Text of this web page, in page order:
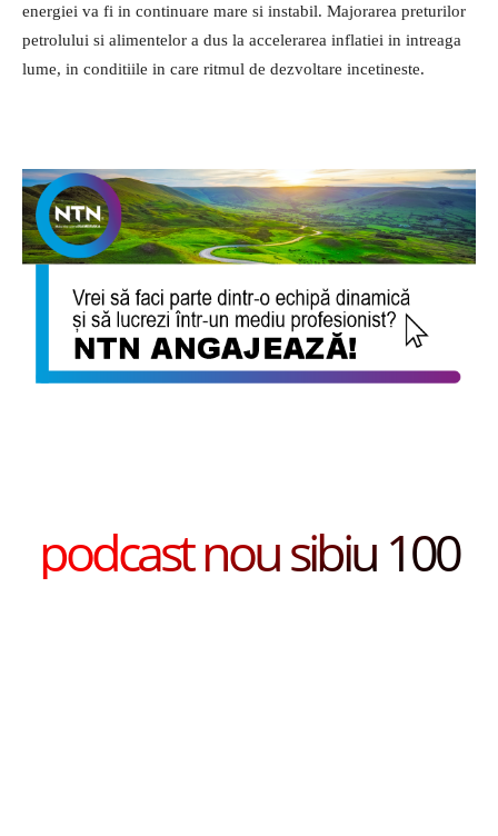
energiei va fi in continuare mare si instabil. Majorarea preturilor
petrolului si alimentelor a dus la accelerarea inflatiei in intreaga
lume, in conditiile in care ritmul de dezvoltare incetineste.
podcast nou sibiu 100